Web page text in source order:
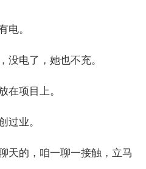
电。
电了，她也不充。
项目上。
过业。
的，咱一聊一接触，立马